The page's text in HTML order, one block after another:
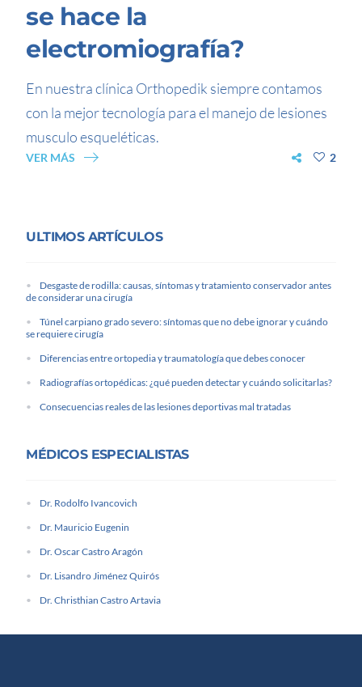
se hace la
electromiografía?
En nuestra clínica Orthopedik siempre contamos
con la mejor tecnología para el manejo de lesiones
musculo esqueléticas.
VER MÁS 2
ULTIMOS ARTÍCULOS
Desgaste de rodilla: causas, síntomas y tratamiento conservador antes
de considerar una cirugía
Túnel carpiano grado severo: síntomas que no debe ignorar y cuándo
se requiere cirugía
Diferencias entre ortopedia y traumatología que debes conocer
Radiografías ortopédicas: ¿qué pueden detectar y cuándo solicitarlas?
Consecuencias reales de las lesiones deportivas mal tratadas
MÉDICOS ESPECIALISTAS
Dr. Rodolfo Ivancovich
Dr. Mauricio Eugenin
Dr. Oscar Castro Aragón
Dr. Lisandro Jiménez Quirós
Dr. Christhian Castro Artavia